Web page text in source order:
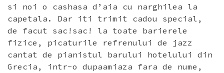
si noi o cashasa d’aia cu narghilea la
capetala. Dar iti trimit cadou special,
de facut sac!sac! la toate barierele
fizice, picaturile refrenului de jazz
cantat de pianistul barului hotelului din
Grecia, intr-o dupaamiaza fara de nume,